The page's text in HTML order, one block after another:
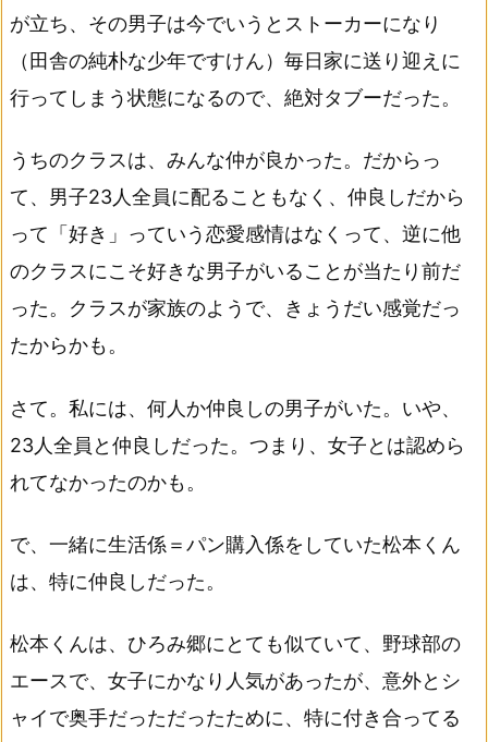
が立ち、その男子は今でいうとストーカーになり
（田舎の純朴な少年ですけん）毎日家に送り迎えに
行ってしまう状態になるので、絶対タブーだった。
うちのクラスは、みんな仲が良かった。だからっ
て、男子23人全員に配ることもなく、仲良しだから
って「好き」っていう恋愛感情はなくって、逆に他
のクラスにこそ好きな男子がいることが当たり前だ
った。クラスが家族のようで、きょうだい感覚だっ
たからかも。
さて。私には、何人か仲良しの男子がいた。いや、
23人全員と仲良しだった。つまり、女子とは認めら
れてなかったのかも。
で、一緒に生活係＝パン購入係をしていた松本くん
は、特に仲良しだった。
松本くんは、ひろみ郷にとても似ていて、野球部の
エースで、女子にかなり人気があったが、意外とシ
ャイで奥手だっただったために、特に付き合ってる